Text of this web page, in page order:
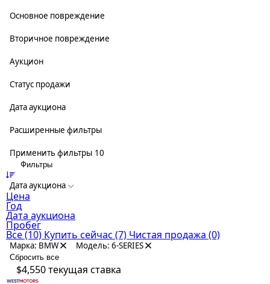
Основное повреждение
Вторичное повреждение
Аукцион
Статус продажи
Дата аукциона
Расширенные фильтры
Применить фильтры 10
Фильтры
Дата аукциона
Цена
Год
Дата аукциона
Пробег
Все(10) Купить сейчас (7) Чистая продажа (0)
Марка: BMW Модель: 6-SERIES
Сбросить все
$4,550текущая ставка